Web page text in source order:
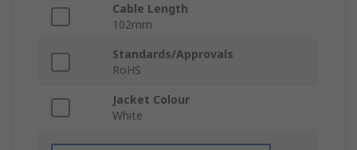
Cable Length
102mm
Standards/Approvals
RoHS
Jacket Colour
White